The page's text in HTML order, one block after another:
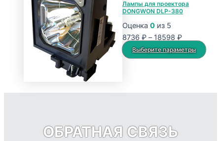
–
18598 ₽
несколько
вариаций.
Опции
можно
выбрать
товара.
Лампы для проектора
DONGWON DLP-380
Оценка 0 из 5
8736 ₽ – 18598 ₽Диапазон
цен:
8736 ₽
Выберите параметры
ОБРАТНАЯ СВЯЗЬ